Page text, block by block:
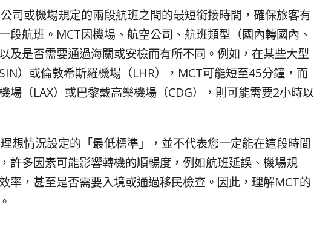
司或機場規定的兩段航班之間的最短銜接時間，確保旅客有
段航班。MCT因機場、航空公司、航班類型（國內轉國內、
及是否需要通過海關或安檢而有所不同。例如，在某些大型
）或倫敦希斯羅機場（LHR），MCT可能短至45分鐘，而
場（LAX）或巴黎戴高樂機場（CDG），則可能需要2小時以
想情況設定的「最低標準」，並不代表您一定能在這段時間
許多因素可能影響轉機的順暢度，例如航班延誤、機場規
率，甚至是否需要入境或通過移民檢查。因此，理解MCT的